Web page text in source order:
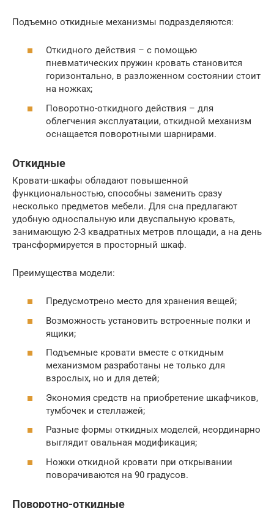
Подъемно откидные механизмы подразделяются:
Откидного действия – с помощью
пневматических пружин кровать становится
горизонтально, в разложенном состоянии стоит
на ножках;
Поворотно-откидного действия – для
облегчения эксплуатации, откидной механизм
оснащается поворотными шарнирами.
Откидные
Кровати-шкафы обладают повышенной
функциональностью, способны заменить сразу
несколько предметов мебели. Для сна предлагают
удобную односпальную или двуспальную кровать,
занимающую 2-3 квадратных метров площади, а на день
трансформируется в просторный шкаф.
Преимущества модели:
Предусмотрено место для хранения вещей;
Возможность установить встроенные полки и
ящики;
Подъемные кровати вместе с откидным
механизмом разработаны не только для
взрослых, но и для детей;
Экономия средств на приобретение шкафчиков,
тумбочек и стеллажей;
Разные формы откидных моделей, неординарно
выглядит овальная модификация;
Ножки откидной кровати при открывании
поворачиваются на 90 градусов.
Поворотно-откидные